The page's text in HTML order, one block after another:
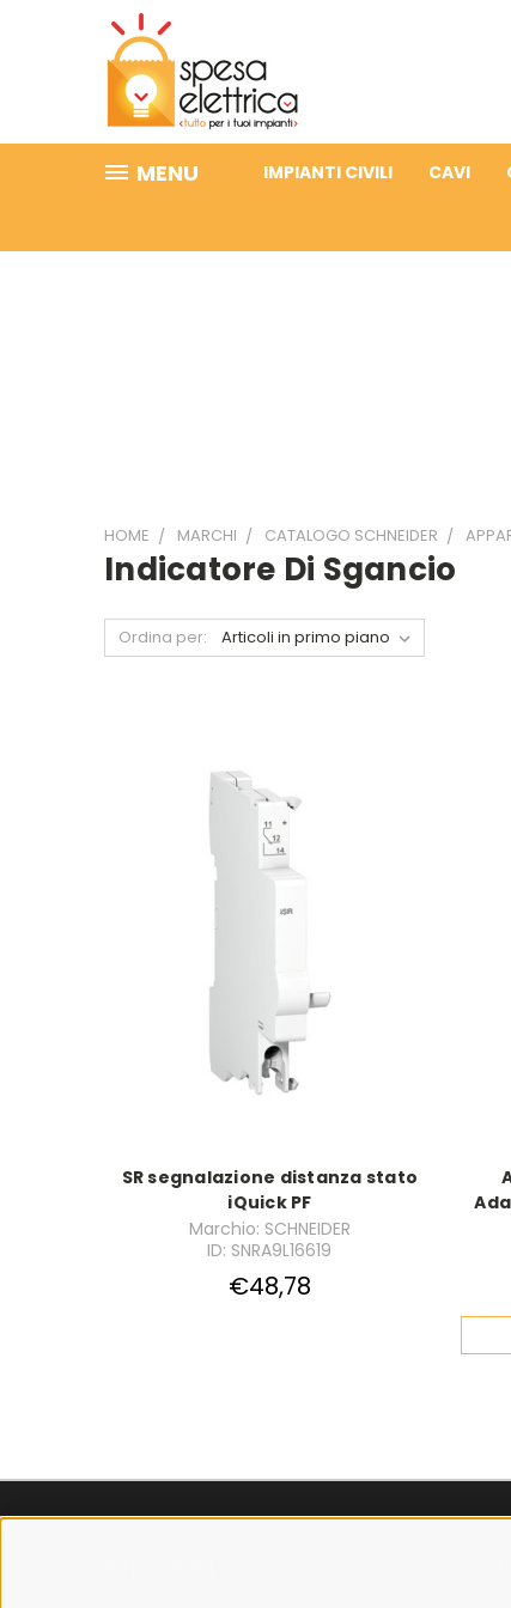
MENU IMPIANTI CIVILI CAVI
HOME MARCHI CATALOGO SCHNEIDER
Indicatore Di Sgancio
Ordina per:
SR segnalazione distanza stato
iQuick PF
Marchio: SCHNEIDER
ID: SNRA9L16619
€48,78